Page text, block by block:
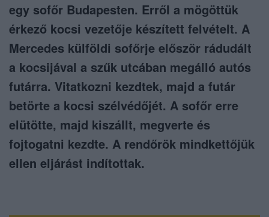
egy sofőr Budapesten. Erről a mögöttük
érkező kocsi vezetője készített felvételt. A
Mercedes külföldi sofőrje először rádudált
a kocsijával a szűk utcában megálló autós
futárra. Vitatkozni kezdtek, majd a futár
betörte a kocsi szélvédőjét. A sofőr erre
elütötte, majd kiszállt, megverte és
fojtogatni kezdte. A rendőrök mindkettőjük
ellen eljárást indítottak.